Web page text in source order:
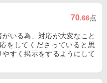
70.66点
いる為、対応が大変なこと
をしてくださっていると思
すく掲示をするようにして